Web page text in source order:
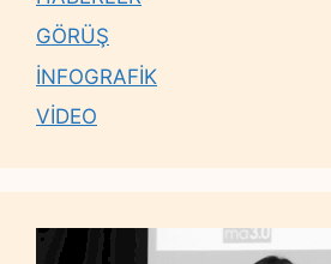
GÖRÜŞ
İNFOGRAFİK
VİDEO